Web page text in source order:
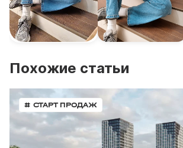
Похожие статьи
# СТАРТ ПРОДАЖ